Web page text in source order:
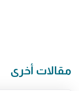
مقالات أخرى